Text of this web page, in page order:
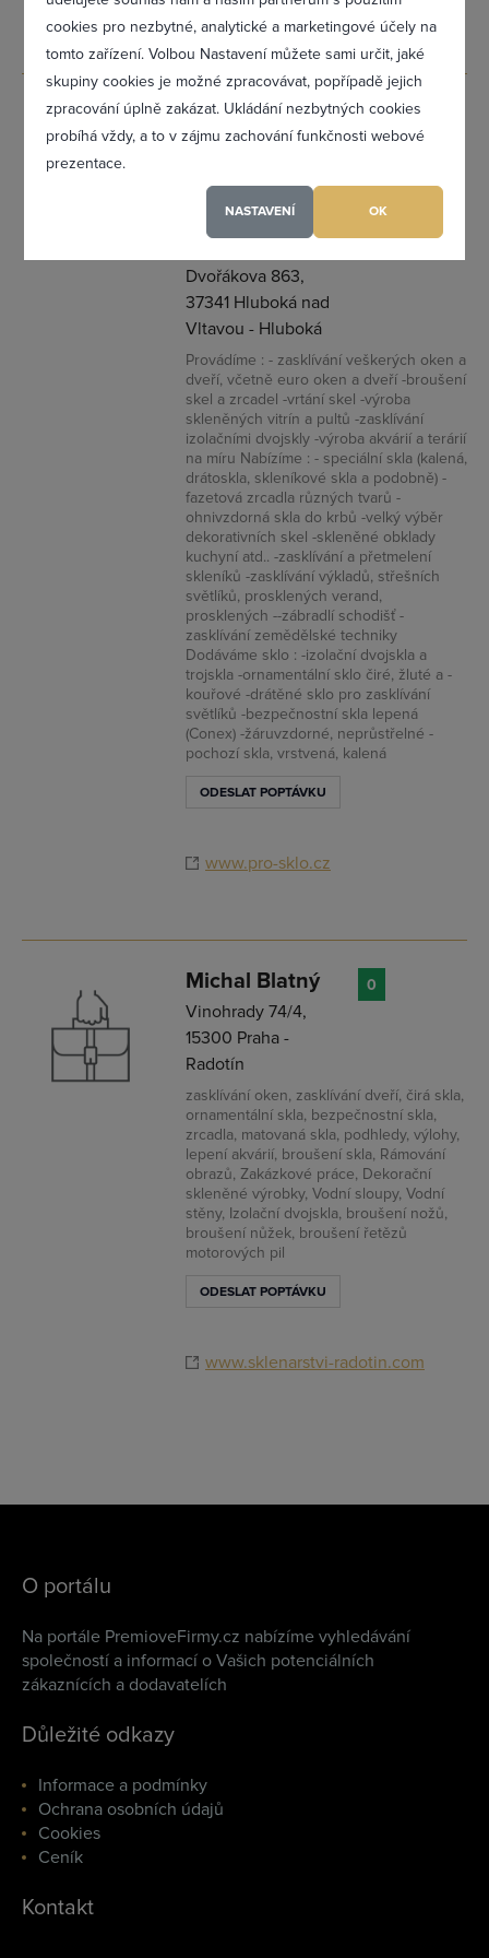
cookies pro nezbytné, analytické a marketingové účely na
tomto zařízení. Volbou Nastavení můžete sami určit, jaké
skupiny cookies je možné zpracovávat, popřípadě jejich
zpracování úplně zakázat. Ukládání nezbytných cookies
probíhá vždy, a to v zájmu zachování funkčnosti webové
prezentace.
NASTAVENÍ OK
LUDĚK
PROCHÁZKA -
- PRO-SKLO,
Luděk
Procházka
Dvořákova 863,
37341 Hluboká nad
Vltavou - Hluboká
Provádíme : - zasklívání veškerých oken a
dveří, včetně euro oken a dveří -broušení
skel a zrcadel -vrtání skel -výroba
skleněných vitrín a pultů -zasklívání
izolačními dvojskly -výroba akvárií a terárií
na míru Nabízíme : - speciální skla (kalená,
drátoskla, skleníkové skla a podobně) -
fazetová zrcadla různých tvarů -
ohnivzdorná skla do krbů -velký výběr
dekorativních skel -skleněné obklady
kuchyní atd.. -zasklívání a přetmelení
skleníků -zasklívání výkladů, střešních
světlíků, prosklených verand,
prosklených --zábradlí schodišť -
zasklívání zemědělské techniky
Dodáváme sklo : -izolační dvojskla a
trojskla -ornamentální sklo čiré, žluté a -
kouřové -drátěné sklo pro zasklívání
světlíků -bezpečnostní skla lepená
(Conex) -žáruvzdorné, neprůstřelné -
pochozí skla, vrstvená, kalená
ODESLAT POPTÁVKU
www.pro-sklo.cz
0
Michal Blatný
Vinohrady 74/4,
15300 Praha -
Radotín
zasklívání oken, zasklívání dveří, čirá skla,
ornamentální skla, bezpečnostní skla,
zrcadla, matovaná skla, podhledy, výlohy,
lepení akvárií, broušení skla, Rámování
obrazů, Zakázkové práce, Dekorační
skleněné výrobky, Vodní sloupy, Vodní
stěny, Izolační dvojskla, broušení nožů,
broušení nůžek, broušení řetězů
motorových pil
ODESLAT POPTÁVKU
www.sklenarstvi-radotin.com
0
O portálu
Na portále PremioveFirmy.cz nabízíme vyhledávání
společností a informací o Vašich potenciálních
zákaznících a dodavatelích
Důležité odkazy
Informace a podmínky
Ochrana osobních údajů
Cookies
Ceník
Kontakt
Zapomněl(a) jsem heslo
Registrovat se
Maximální zviditelnění ve výpisu firem
Profesionální přístup k Vám i Vaší firmě
PŘIDAT FIRMU